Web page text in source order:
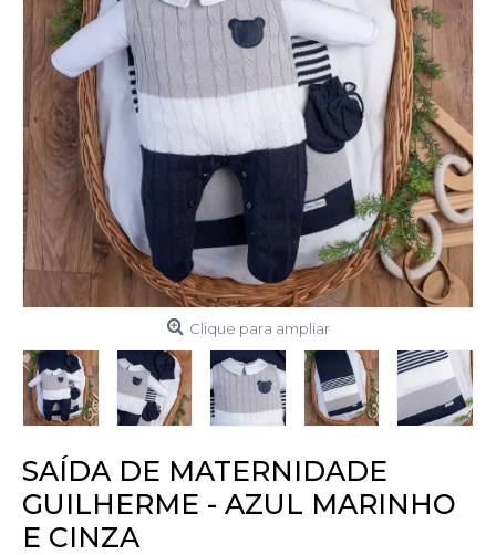
Clique para ampliar
SAÍDA DE MATERNIDADE
GUILHERME - AZUL MARINHO
E CINZA